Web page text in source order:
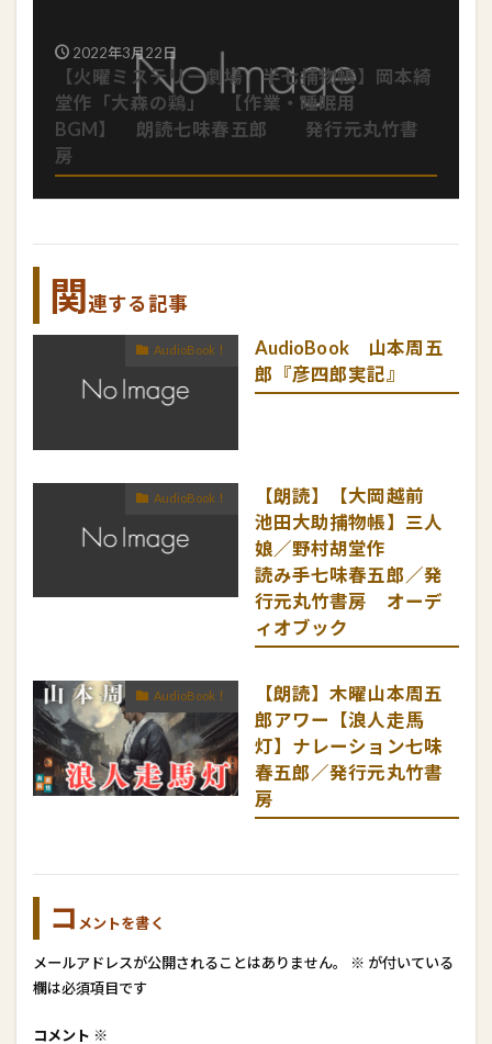
2022年3月22日
【火曜ミステリー劇場 半七捕物帳】岡本綺
堂作「大森の鶏」 【作業・睡眠用
BGM】 朗読七味春五郎 発行元丸竹書
房
関連する記事
AudioBook！
AudioBook 山本周五
郎『彦四郎実記』
AudioBook！
【朗読】【大岡越前
池田大助捕物帳】三人
娘／野村胡堂作
読み手七味春五郎／発
行元丸竹書房 オーデ
ィオブック
AudioBook！
【朗読】木曜山本周五
郎アワー【浪人走馬
灯】ナレーション七味
春五郎／発行元丸竹書
房
コ メントを書く
メールアドレスが公開されることはありません。 ※ が付いている
欄は必須項目です
コメント ※